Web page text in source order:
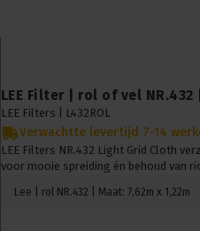
LEE Filter | rol of vel
LEE Filters | L432ROL
Verwachtte levertijd 7-14
LEE Filters NR.432 Light Grid Cloth
voor mooie spreiding én behoud van
Lee | rol NR.432 | Maat: 7,62m x 1,22m